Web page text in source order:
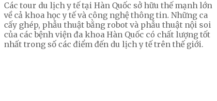
Các tour du lịch y tế tại Hàn Quốc sở hữu thế mạnh lớn
về cả khoa học y tế và công nghệ thông tin. Những ca
cấy ghép, phẫu thuật bằng robot và phẫu thuật nội soi
của các bệnh viện đa khoa Hàn Quốc có chất lượng tốt
nhất trong số các điểm đến du lịch y tế trên thế giới.